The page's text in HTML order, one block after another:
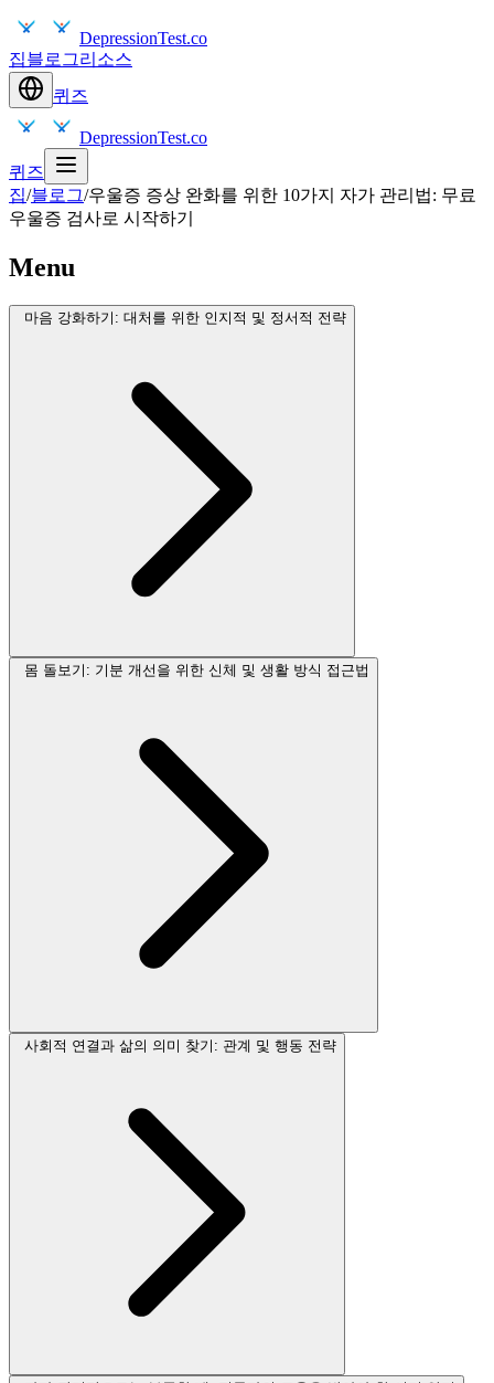
DepressionTest.co
집블로그리소스
퀴즈
DepressionTest.co
퀴즈
집/블로그/우울증 증상 완화를 위한 10가지 자가 관리법: 무료
우울증 검사로 시작하기
Menu
마음 강화하기: 대처를 위한 인지적 및 정서적 전략
몸 돌보기: 기분 개선을 위한 신체 및 생활 방식 접근법
사회적 연결과 삶의 의미 찾기: 관계 및 행동 전략